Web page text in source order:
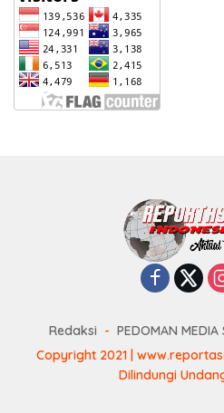
Redaksi PEDOMAN MEDIA
Copyright 2021 |
Dilindungi